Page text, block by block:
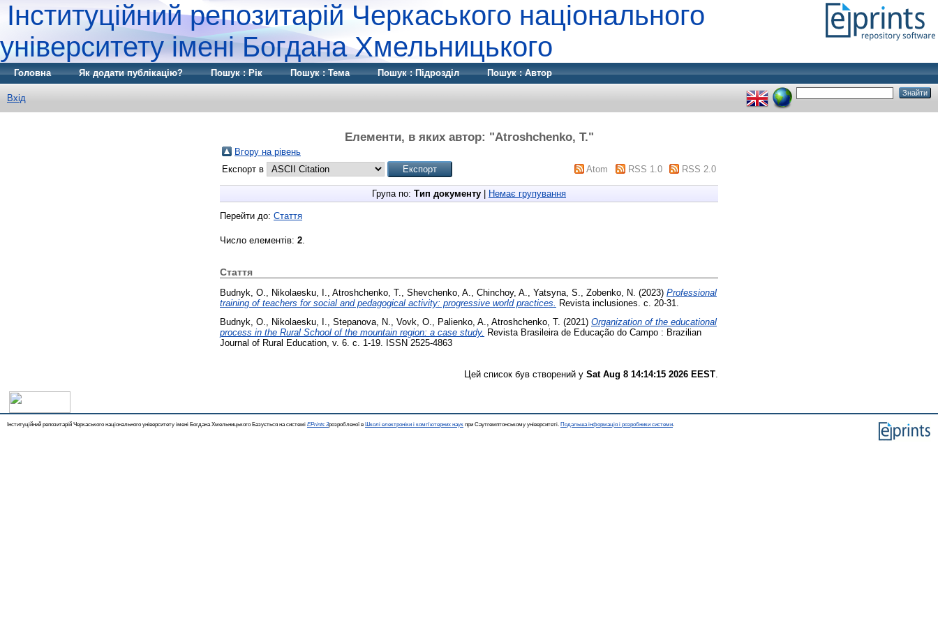
Інституційний репозитарій Черкаського національного
університету імені Богдана Хмельницького
Головна Як додати публікацію? Пошук : Рік Пошук : Тема Пошук : Підрозділ Пошук : Автор
Вхід
Елементи, в яких автор: "Atroshchenko, T."
Вгору на рівень
Експорт в
Atom RSS 1.0 RSS 2.0
Група по: Тип документу Немає групування
Перейти до: Стаття
Число елементів: 2
Стаття
Budnyk, O. Nikolaesku, I. Atroshchenko, T. Shevchenko, A. Chinchoy, A. Yatsyna, S. Zobenko, N. (2023) Professional
training of teachers for social and pedagogical activity: progressive world practices.
Revista inclusiones. с. 20-31.
Budnyk, O., Nikolaesku, I., Stepanova, N., Vovk, O., Palienko, A., Atroshchenko, T. (2021) Organization of the educational
process in the Rural School of the mountain region: a case study. Revista Brasileira de Educação do Campo : Brazilian
Journal of Rural Education, v. 6. с. 1-19. ISSN 2525-4863
Цей список був створений у Sat Aug 8 14:14:15 2026 EEST.
Інституційний репозитарій Черкаського національного університету імені Богдана Хмельницького Базується на системі EPrints 3розробленої в Школі електроніки і комп'ютерних наук при Саутгемптонському університеті. Подальша інформація і розробники системи